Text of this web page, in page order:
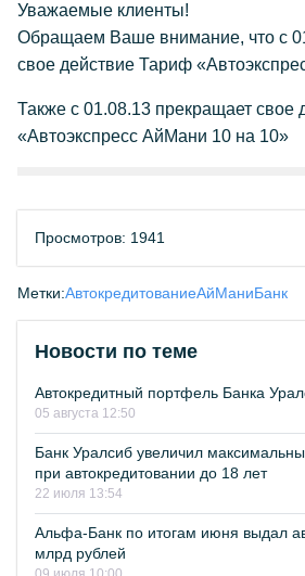
Уважаемые клиенты!
Обращаем Ваше внимание, что с
свое действие Тариф
Также с 01.08.13 прекращает свое
«Автоэкспресс АйМани 10 на 10»
Просмотров: 1941
Метки:АвтокредитованиеАйМаниБанк
Новости по теме
Автокредитный портфель Банка
05 августа 12:50
Банк Уралсиб увеличил
при автокредитовании до 18 лет
22 июля 13:54
Альфа-Банк по итогам июня выдал
млрд рублей